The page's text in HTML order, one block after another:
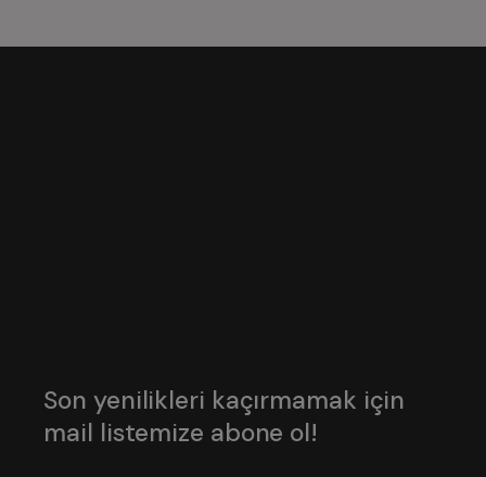
Son yenilikleri kaçırmamak için
mail listemize abone ol!